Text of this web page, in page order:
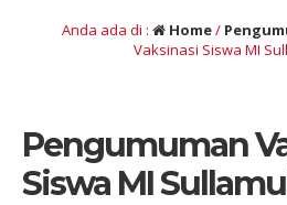
Anda ada di : Home/
Vaksinasi Siswa MI
Pengumuman
Siswa MI